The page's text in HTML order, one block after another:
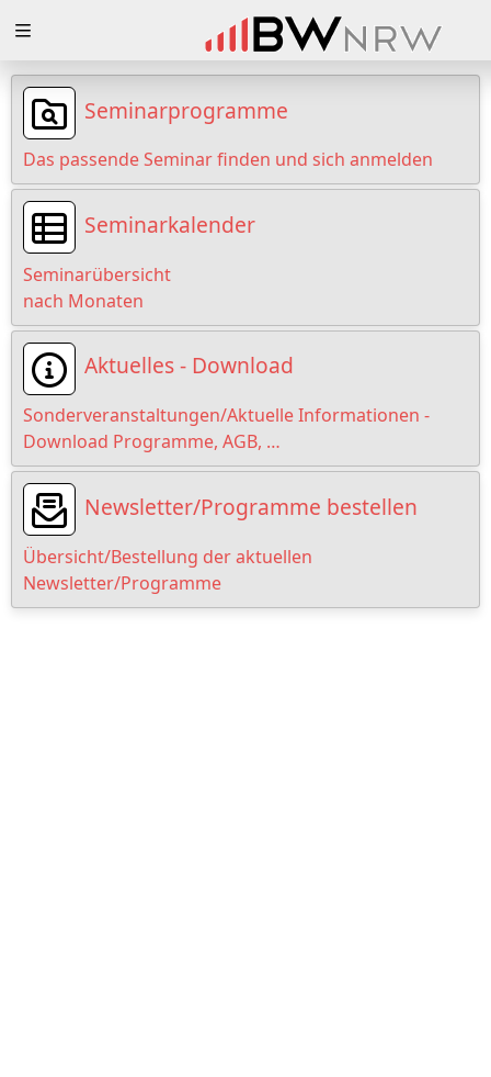
Loading
Loading
Loading
Loading
Loading
Loading
Seminarprogramme
Das passende Seminar finden und sich anmelden
Seminarkalender
Seminarübersicht
nach Monaten
Aktuelles - Download
Sonderveranstaltungen/Aktuelle Informationen -
Download Programme, AGB, …
Newsletter/Programme bestellen
Übersicht/Bestellung der aktuellen
Newsletter/Programme